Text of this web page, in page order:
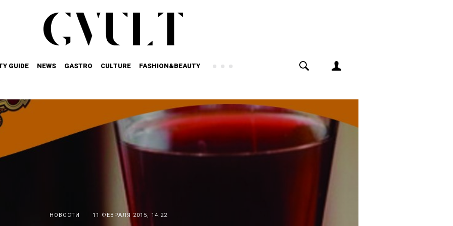
GUIDE NEWS GASTRO CULTURE FASHION&BEAUTY
НОВОСТИ 11 ФЕВРАЛЯ 2015, 14:22